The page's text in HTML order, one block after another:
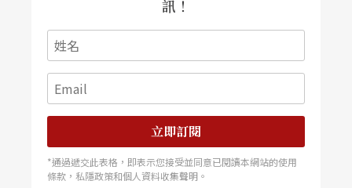
訊！
立即訂閱
*通過遞交此表格，即表示您接受並同意已閱讀本網站的使用
條款，私隱政策和個人資料收集聲明。